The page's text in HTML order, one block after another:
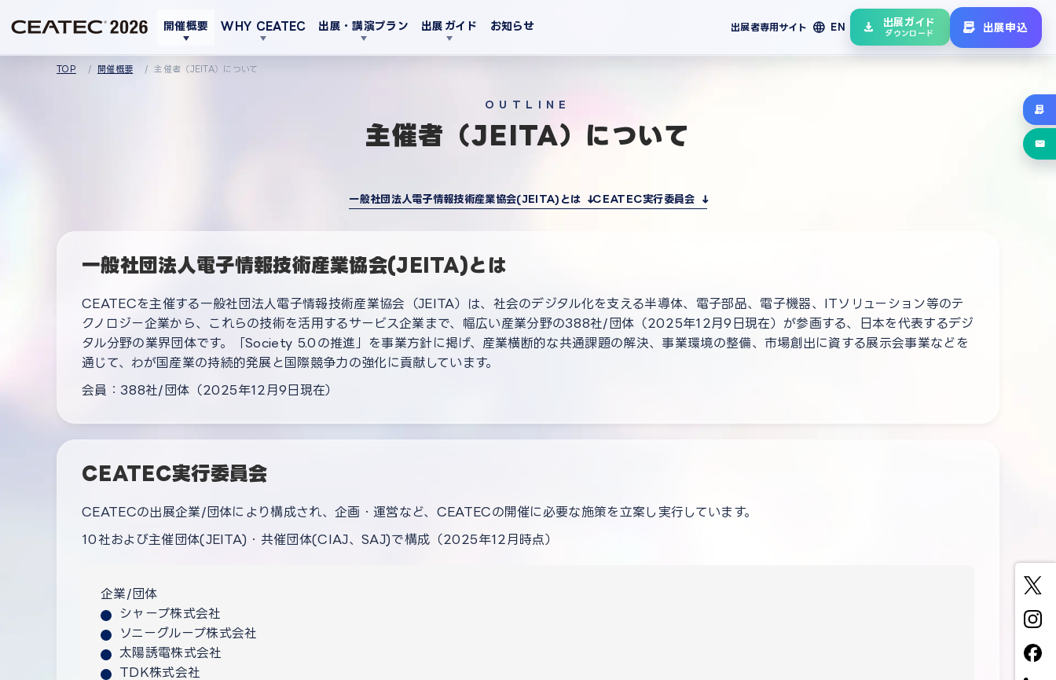
開催概要 WHY CEATEC 出展・講演プラン 出展ガイド お知らせ 出展者専用サイト language EN 出展ガイド
ダウンロード
出展申込
TOP 開催概要 主催者（JEITA）について
OUTLINE
主催者（JEITA）について
一般社団法人電子情報技術産業協会(JEITA)とは CEATEC実行委員会
一般社団法人電子情報技術産業協会(JEITA)とは
CEATECを主催する一般社団法人電子情報技術産業協会（JEITA）は、社会のデジタル化を支える半導体、電子部品、電子機器、ITソリューション等のテ
クノロジー企業から、これらの技術を活用するサービス企業まで、幅広い産業分野の388社/団体（2025年12月9日現在）が参画する、日本を代表するデジ
タル分野の業界団体です。「Society 5.0の推進」を事業方針に掲げ、産業横断的な共通課題の解決、事業環境の整備、市場創出に資する展示会事業などを
通じて、わが国産業の持続的発展と国際競争力の強化に貢献しています。
会員：388社/団体（2025年12月9日現在）
CEATEC実行委員会
CEATECの出展企業/団体により構成され、企画・運営など、CEATECの開催に必要な施策を立案し実行しています。
10社および主催団体(JEITA)・共催団体(CIAJ、SAJ)で構成（2025年12月時点）
企業/団体
シャープ株式会社
ソニーグループ株式会社
太陽誘電株式会社
TDK株式会社